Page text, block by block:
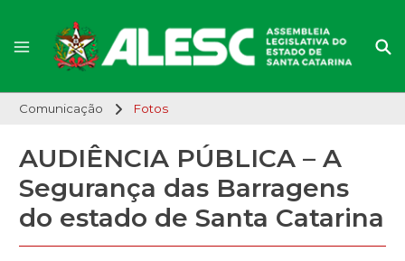
Comunicação Fotos
AUDIÊNCIA PÚBLICA – A
Segurança das Barragens
do estado de Santa Catarina